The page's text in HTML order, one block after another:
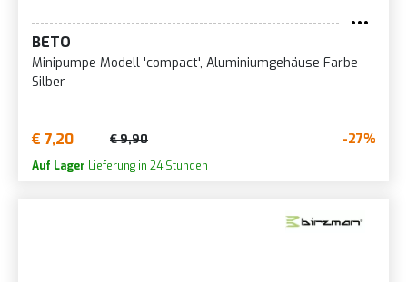
BETO
Minipumpe Modell 'compact', Aluminiumgehäuse Farbe
Silber
€ 7,20 € 9,90 -27%
Auf Lager Lieferung in 24 Stunden